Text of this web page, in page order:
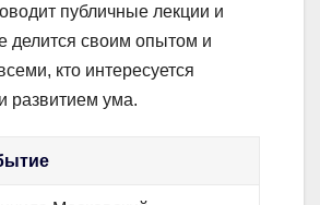
публичные лекции и
делится своим опытом и
кто интересуется
развитием ума.